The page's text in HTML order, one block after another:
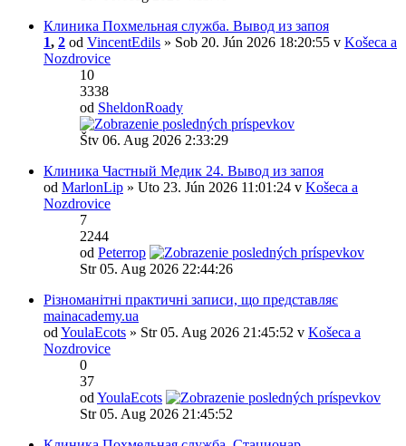
Клиника Похмельная служба. Вывод из запоя
1, 2 od VincentEdils » Sob 20. Jún 2026 18:20:55 v Košeca a
Nozdrovice
10
3338
od SheldonRoady
Štv 06. Aug 2026 2:33:29
Клиника Частный Медик 24. Вывод из запоя
od MarlonLip » Uto 23. Jún 2026 11:01:24 v Košeca a
Nozdrovice
7
2244
od Peterrop
Str 05. Aug 2026 22:44:26
Різноманітні практичні записи, що представляє
mainacademy.ua
od YoulaEcots » Str 05. Aug 2026 21:45:52 v Košeca a
Nozdrovice
0
37
od YoulaEcots
Str 05. Aug 2026 21:45:52